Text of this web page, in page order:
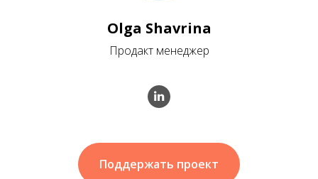
Olga Shavrina
Продакт менеджер
Поддержать проект